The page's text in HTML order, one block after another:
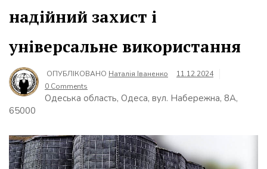
надійний захист і
універсальне використання
ОПУБЛІКОВАНО Наталія Іваненко
11.12.2024
0 Comments
Одеська область, Одеса, вул. Набережна, 8А,
65000